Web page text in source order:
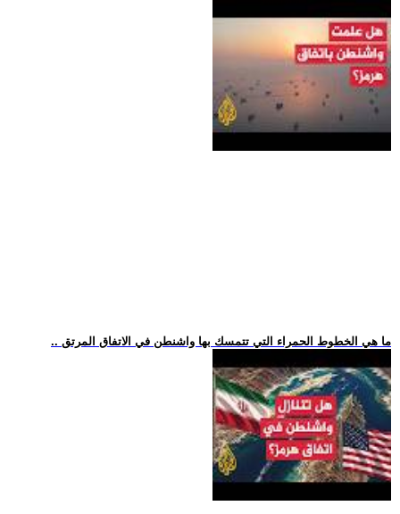
.. ما هي الخطوط الحمراء التي تتمسك بها واشنطن في الاتفاق المرتق